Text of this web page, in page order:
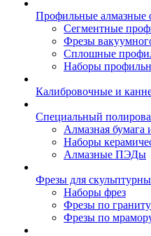
Профильные алмазные
Сегментные
Фрезы
Сплошные
Наборы
Калибровочные и
Специальный
Алмазная бумага
Наборы
Алмазные ПЭДы
Фрезы для
Наборы фрез
Фрезы по граниту
Фрезы по